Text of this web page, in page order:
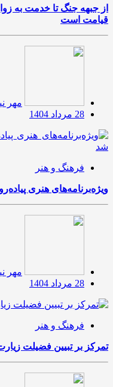
از جبهه جنگ تا خدمت به
قیامت است
مهر
28 مرداد 1404
فرهنگ و هنر
ویژه‌برنامه‌های هنری
مهر
28 مرداد 1404
فرهنگ و هنر
تمرکز بر تبیین فضیلت